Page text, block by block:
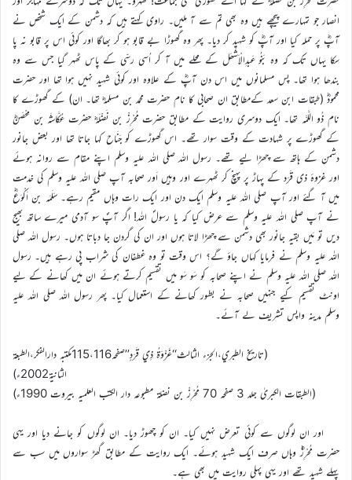
انصار جو تمہارے پیچھے ہیں وہ بھی تم سے آ ملیں۔ راوی کہتے ہیں کہ دشمن کے ایک شخص نے
آپؓ پر حملہ کیا اور آپؓ کو شہید کر دیا۔ پھر وہ گھوڑا بے قابو ہو کر بھاگا اور کوئی اس پر قابو نہ پا
سکا یہاں تک کہ وہ بَنُو عَبدِالْاَشْھَل کے محلے میں آ کر اُسی رسّی کے پاس ٹھہر گیا جس سے وہ
بندھا ہوا تھا۔ پس مسلمانوں میں اس دن آپؓ کے علاوہ اور کوئی شہید نہیں ہوا تھا اور حضرت
محمودؓ (طبقات ابن سعد کےمطابق ان صحابی کا نام حضرت محمد بن مسلمہؓ تھا۔ ان) کے گھوڑے کا
نام ذُو اللَّمَّہ تھا۔ ایک دوسری روایت کے مطابق حضرت مُحْرِزْ بن نَضْلَہؓ حضرت عُکَّاشَہ بن مِحْصَنؓ
کے گھوڑے پر شہادت کے وقت سوار تھے۔ اس گھوڑے کو جَنَاح کہا جاتا تھا اور بعض جانور
دشمن کے ہاتھ سے چھڑا لیے تھے۔ رسول اللہ صلی اللہ علیہ وسلم اپنے مقام سے روانہ ہوئے
اور غزوۂ ذی قَرَد کے پہاڑ پر پہنچ کر ٹھہرے اور وہیں اَور صحابہ آپ صلی اللہ علیہ وسلم کی خدمت
میں آ گئے اور آپ صلی اللہ علیہ وسلم ایک دن اور ایک رات وہاں مقیم رہے۔ سَلَمَہ بن اَکْوَعؓ
نے آپ صلی اللہ علیہ وسلم سے عرض کیا کہ یا رسولؐ اللہ! اگر آپؐ سو آدمی میرے ساتھ بھیج
دیں تو مَیں بقیہ جانور بھی دشمن سے چھڑا لاتا ہوں اور ان کی گردن جا دباتا ہوں۔ رسول اللہ صلی
اللہ علیہ وسلم نے فرمایا کہاں جاؤ گے؟ اس وقت تو وہ غطفان کی شراب پی رہے ہیں۔ رسول
اللہ صلی اللہ علیہ وسلم نے اپنے صحابہ کو سَو سَو میں تقسیم کرتے ہوئے ان میں کھانے کے لیے
اونٹ تقسیم کیے جنہیں صحابہ نے بطور کھانے کے استعمال کیا۔ پھر رسول اللہ صلی اللہ علیہ
وسلم مدینہ واپس تشریف لے آئے۔
(تاريخ الطبري،الجزء الثالث‘‘غَزْوَةُ ذِي قَرَدٍ’’صفحہ115،116مکتبہ دارالفکر،الطبعة
الثانیة2002ء)
(الطبقات الکبریٰ جلد 3 صفحہ 70 مُحْرِزْ بن نضلۃ مطبوعہ دار الکتب العلمیہ بیروت 1990ء)
اور ان لوگوں سے کوئی تعرض نہیں کیا۔ ان کو چھوڑ دیا۔ ان لوگوں کو جانے دیا اور یہی
حضرت مُحْرِزْؓ وہاں صرف ایک شہید ہوئے۔ ایک روایت کے مطابق گھڑ سواروں میں سب سے
پہلے شہید تھے اور یہی پہلی روایت میں بھی ہے۔